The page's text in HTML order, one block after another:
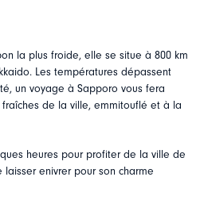
la plus froide, elle se situe à 800 km
Les températures dépassent
un voyage à Sapporo vous fera
de la ville, emmitouflé et à la
heures pour profiter de la ville de
enivrer pour son charme